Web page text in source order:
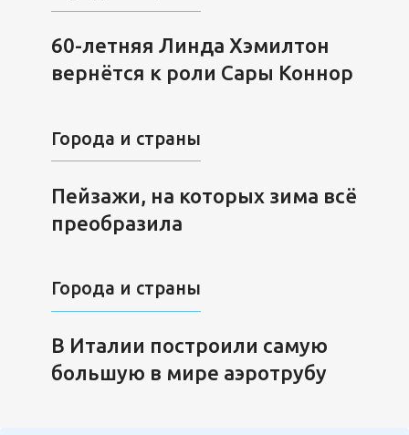
60-летняя Линда Хэмилтон
вернётся к роли Сары Коннор
Города и страны
Пейзажи, на которых зима всё
преобразила
Города и страны
В Италии построили самую
большую в мире аэротрубу